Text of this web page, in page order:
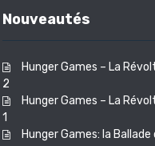
Nouveautés
Hunger Games – La
2
Hunger Games – La
1
Hunger Games: la Ballade